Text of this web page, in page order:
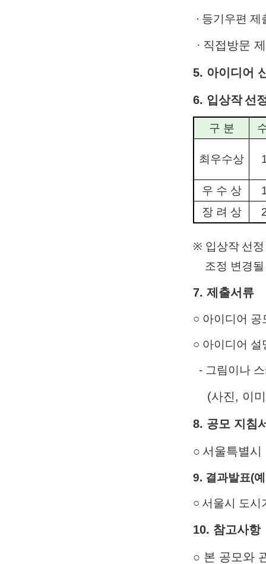
· 등기우편 제
· 직접방문
5. 아이디어
6. 입상작 선
구 분
최우수상
우 수 상
장 려 상
※ 입상작 선
조정 변경될
7. 제출서류
○ 아이디어 공
○ 아이디어 설
- 그림이나
(사진, 이
8. 공모 지침
○ 서울특별
9. 결과발표(
○ 서울시 도시
10. 참고사항
○ 본 공모와